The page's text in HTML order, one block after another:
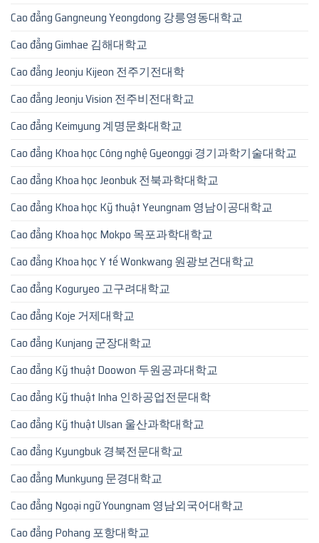
Cao đẳng Gangneung Yeongdong 강릉영동대학교
Cao đẳng Gimhae 김해대학교
Cao đẳng Jeonju Kijeon 전주기전대학
Cao đẳng Jeonju Vision 전주비전대학교
Cao đẳng Keimyung 계명문화대학교
Cao đẳng Khoa học Công nghệ Gyeonggi 경기과학기술대학교
Cao đẳng Khoa học Jeonbuk 전북과학대학교
Cao đẳng Khoa học Kỹ thuật Yeungnam 영남이공대학교
Cao đẳng Khoa học Mokpo 목포과학대학교
Cao đẳng Khoa học Y tế Wonkwang 원광보건대학교
Cao đẳng Koguryeo 고구려대학교
Cao đẳng Koje 거제대학교
Cao đẳng Kunjang 군장대학교
Cao đẳng Kỹ thuật Doowon 두원공과대학교
Cao đẳng Kỹ thuật Inha 인하공업전문대학
Cao đẳng Kỹ thuật Ulsan 울산과학대학교
Cao đẳng Kyungbuk 경북전문대학교
Cao đẳng Munkyung 문경대학교
Cao đẳng Ngoại ngữ Youngnam 영남외국어대학교
Cao đẳng Pohang 포항대학교